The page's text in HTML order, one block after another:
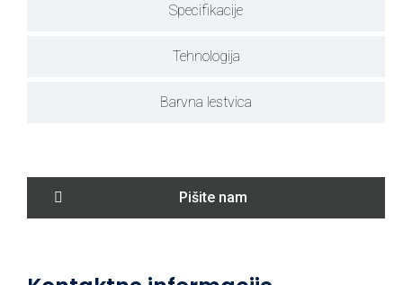
Specifikacije
Tehnologija
Barvna lestvica
Pišite nam